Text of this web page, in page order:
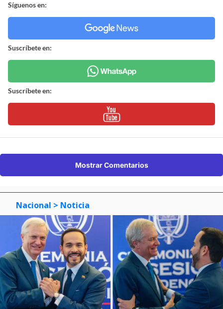
Síguenos en:
Suscríbete en:
Suscríbete en:
Mostrar Comentarios
Nacional > Noticia